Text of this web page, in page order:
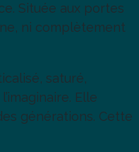
Située aux portes
ni complètement
saturé,
Elle
générations. Cette